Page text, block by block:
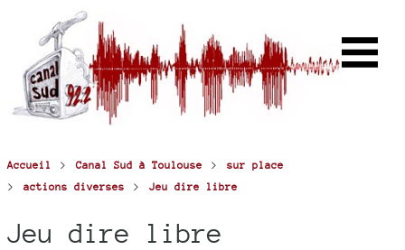
Accueil > Canal Sud à Toulouse > sur place
> actions diverses > Jeu dire libre
Jeu dire libre